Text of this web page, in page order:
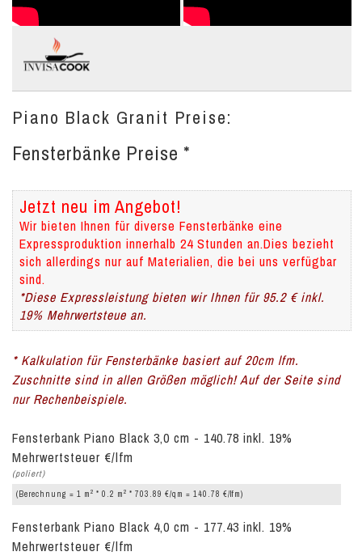
Piano Black Granit Preise:
Fensterbänke Preise *
Jetzt neu im Angebot!
Wir bieten Ihnen für diverse Fensterbänke eine
Expressproduktion innerhalb 24 Stunden an.Dies bezieht
sich allerdings nur auf Materialien, die bei uns verfügbar
sind.
*Diese Expressleistung bieten wir Ihnen für 95.2 € inkl.
19% Mehrwertsteue an.
* Kalkulation für Fensterbänke basiert auf 20cm lfm.
Zuschnitte sind in allen Größen möglich! Auf der Seite sind
nur Rechenbeispiele.
Fensterbank Piano Black 3,0 cm - 140.78 inkl. 19%
Mehrwertsteuer €/lfm
(poliert)
(Berechnung = 1 m 2 * 0.2 m 2 * 703.89 €/qm = 140.78 €/lfm)
Fensterbank Piano Black 4,0 cm - 177.43 inkl. 19%
Mehrwertsteuer €/lfm